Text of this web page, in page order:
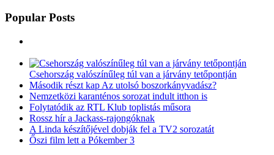
Popular Posts
Csehország valószínűleg túl van a járvány tetőpontján
Második részt kap Az utolsó boszorkányvadász?
Nemzetközi karanténos sorozat indult itthon is
Folytatódik az RTL Klub toplistás műsora
Rossz hír a Jackass-rajongóknak
A Linda készítőjével dobják fel a TV2 sorozatát
Őszi film lett a Pókember 3